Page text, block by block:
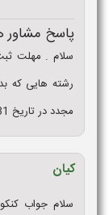
پاسخ مشاور
سلام . مهلت
رشته هایی که
مجدد در تاریخ 31 مرداد تا 3 شهریور ماه در نظر گرفته شده .
کیان
سلام جواب